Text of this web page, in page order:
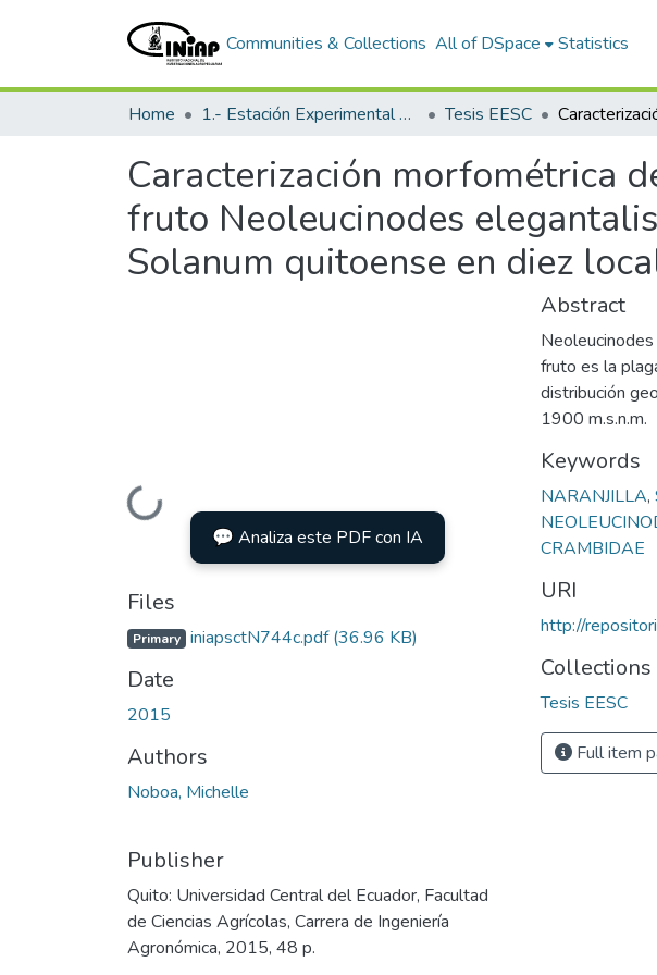
Communities & Collections All of DSpace Statistics
Home 1.- Estación Experimental Santa Catalina Tesis EESC
Caracterización morfométrica
fruto Neoleucinodes
Solanum quitoense en diez
Loading... 💬 Analiza este PDF con IA
Files
Primary iniapsctN744c.pdf(36.96 KB)
Date
2015
Authors
Noboa, Michelle
Publisher
Quito: Universidad Central del Ecuador, Facultad
de Ciencias Agrícolas, Carrera de Ingeniería
Agronómica, 2015, 48 p.
Abstract
fruto es la
distribución
1900 m.s.n.m.
Keywords
NARANJILLA,
CRAMBIDAE
URI
http://
Collections
Tesis EESC
Full item